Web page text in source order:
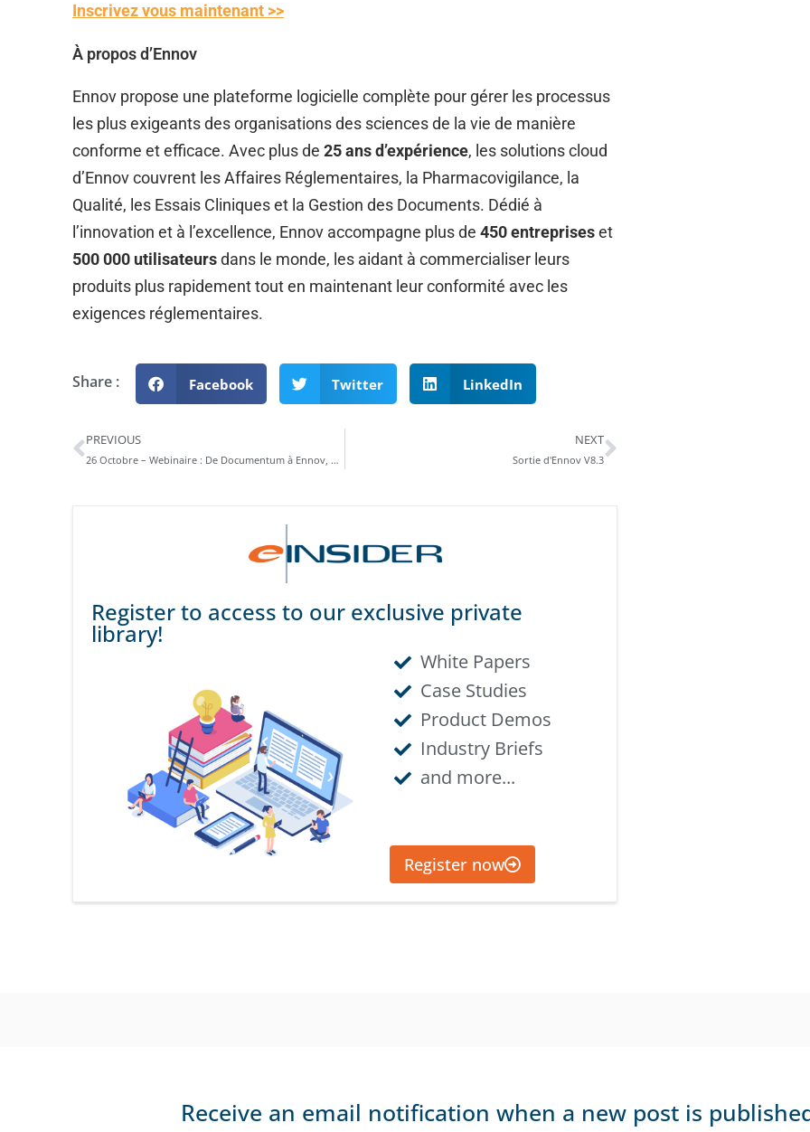
Inscrivez vous maintenant >>
À propos d’Ennov
Ennov propose une plateforme logicielle complète pour gérer les processus
les plus exigeants des organisations des sciences de la vie de manière
conforme et efficace. Avec plus de 25 ans d’expérience, les solutions cloud
d’Ennov couvrent les Affaires Réglementaires, la Pharmacovigilance, la
Qualité, les Essais Cliniques et la Gestion des Documents. Dédié à
l’innovation et à l’excellence, Ennov accompagne plus de 450 entrepriseset
500 000 utilisateursdans le monde, les aidant à commercialiser leurs
produits plus rapidement tout en maintenant leur conformité avec les
exigences réglementaires.
Share : Facebook Twitter LinkedIn
PREVIOUS
26 Octobre – Webinaire : De Documentum à Ennov, un projet sous contrôle.
NEXT
Sortie d'Ennov V8.3
Register to access to our exclusive private
library!
White Papers
Case Studies
Product Demos
Industry Briefs
and more...
Register now
Receive an email notification when a new post is